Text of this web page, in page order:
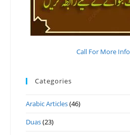
Call For More Info
Categories
Arabic Articles(46)
Duas(23)